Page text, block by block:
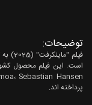
توضیحات:
است. این فیلم محصول کشور
پرداخته اند.